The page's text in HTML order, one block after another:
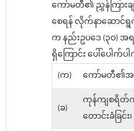
ကော်မတီ၏ ညွှန်ကြား
စေရန် လိုက်နာဆောင်
က နည်းဥပဒေ (၃ဝ)
ရှိကြောင်း ပေါ်ပေါ
(က) ကော်မတီ၏အစီ
(ခ)
ကုန်ကျစရိတ်
တောင်းခံခြင်း၊